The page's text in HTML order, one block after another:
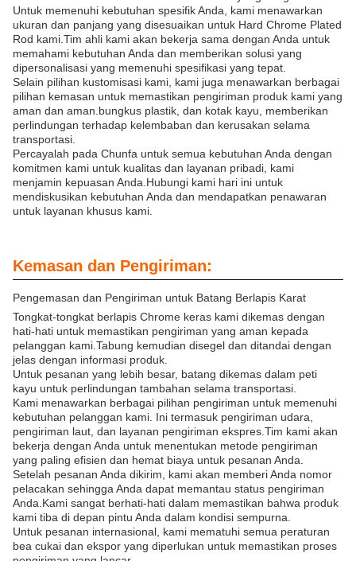
Untuk memenuhi kebutuhan spesifik Anda, kami menawarkan
ukuran dan panjang yang disesuaikan untuk Hard Chrome Plated
Rod kami.Tim ahli kami akan bekerja sama dengan Anda untuk
memahami kebutuhan Anda dan memberikan solusi yang
dipersonalisasi yang memenuhi spesifikasi yang tepat.
Selain pilihan kustomisasi kami, kami juga menawarkan berbagai
pilihan kemasan untuk memastikan pengiriman produk kami yang
aman dan aman.bungkus plastik, dan kotak kayu, memberikan
perlindungan terhadap kelembaban dan kerusakan selama
transportasi.
Percayalah pada Chunfa untuk semua kebutuhan Anda dengan
komitmen kami untuk kualitas dan layanan pribadi, kami
menjamin kepuasan Anda.Hubungi kami hari ini untuk
mendiskusikan kebutuhan Anda dan mendapatkan penawaran
untuk layanan khusus kami.
Kemasan dan Pengiriman:
Pengemasan dan Pengiriman untuk Batang Berlapis Karat
Tongkat-tongkat berlapis Chrome keras kami dikemas dengan
hati-hati untuk memastikan pengiriman yang aman kepada
pelanggan kami.Tabung kemudian disegel dan ditandai dengan
jelas dengan informasi produk.
Untuk pesanan yang lebih besar, batang dikemas dalam peti
kayu untuk perlindungan tambahan selama transportasi.
Kami menawarkan berbagai pilihan pengiriman untuk memenuhi
kebutuhan pelanggan kami. Ini termasuk pengiriman udara,
pengiriman laut, dan layanan pengiriman ekspres.Tim kami akan
bekerja dengan Anda untuk menentukan metode pengiriman
yang paling efisien dan hemat biaya untuk pesanan Anda.
Setelah pesanan Anda dikirim, kami akan memberi Anda nomor
pelacakan sehingga Anda dapat memantau status pengiriman
Anda.Kami sangat berhati-hati dalam memastikan bahwa produk
kami tiba di depan pintu Anda dalam kondisi sempurna.
Untuk pesanan internasional, kami mematuhi semua peraturan
bea cukai dan ekspor yang diperlukan untuk memastikan proses